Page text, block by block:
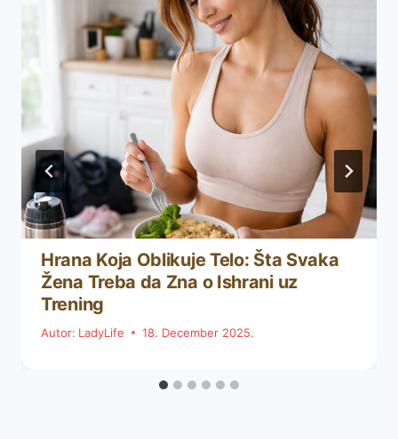
Hrana Koja Oblikuje Telo: Šta Svaka
Žena Treba da Zna o Ishrani uz
Trening
Autor: LadyLife 18. December 2025.